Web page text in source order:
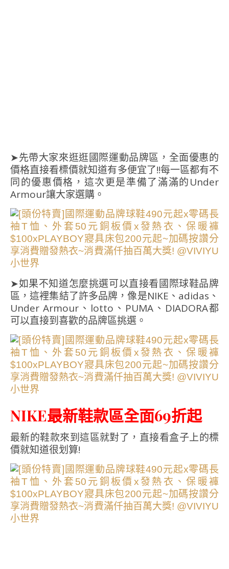
➤先帶大家來逛逛國際運動品牌區，全面優惠的
價格直接看標價就知道有多便宜了!!每一區都有不
同的優惠價格，這次更是準備了滿滿的Under
Armour讓大家選購。
➤如果不知道怎麼挑選可以直接看國際球鞋品牌
區，這裡集結了許多品牌，像是NIKE、adidas、
Under Armour、lotto、PUMA、DIADORA都
可以直接到喜歡的品牌區挑選。
NIKE最新鞋款區全面69折起
最新的鞋款來到這區就對了，直接看盒子上的標
價就知道很划算!